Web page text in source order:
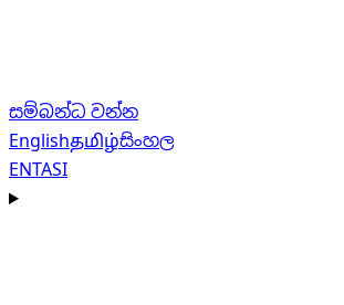
සම්බන්ධ වන්න
Englishதமிழ்සිංහල
ENTASI